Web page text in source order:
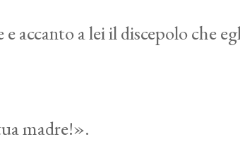
accanto a lei il discepolo che
madre!».